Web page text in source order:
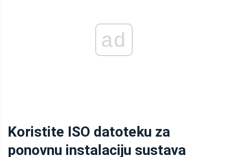
ad
Koristite ISO datoteku za
ponovnu instalaciju sustava